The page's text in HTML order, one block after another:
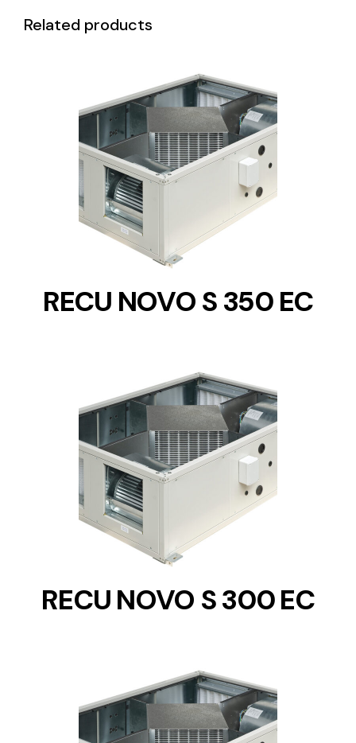
Related products
DETAILS
RECU NOVO S 350 EC
DETAILS
RECU NOVO S 300 EC